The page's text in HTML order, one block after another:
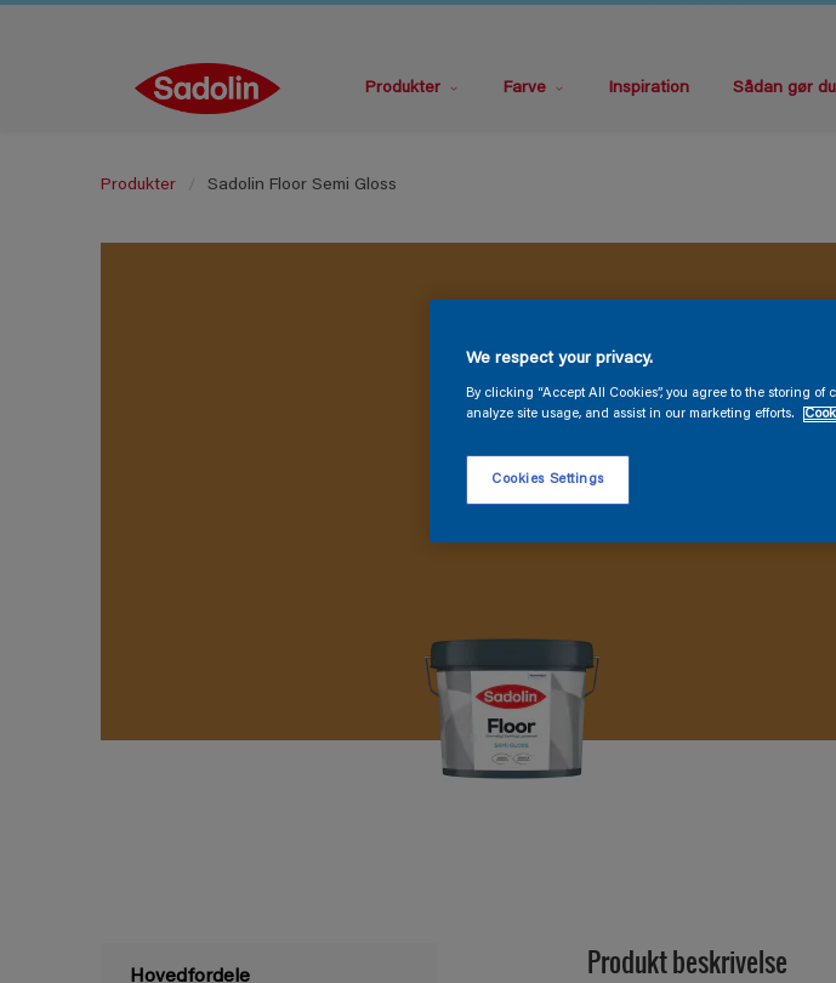
Produkter Farve Inspiration Sådan gør du
Produkter Sadolin Floor Semi Gloss
Hovedfordele Produkt beskrivelse
We respect your privacy.
By clicking “Accept All Cookies”, you agree to the storing
analyze site usage, and assist in our marketing efforts.
Cookies Settings